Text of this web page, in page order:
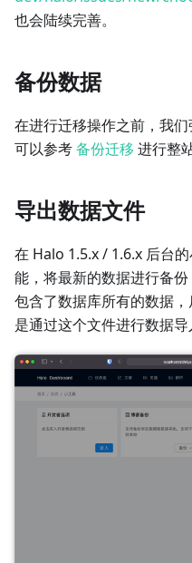
也会陆续完善。
备份数据
在进行迁移操作之前，我
可以参考备份迁移 进行整
导出数据文件
在 Halo 1.5.x / 1.6.x 后台
能，将最新的数据进行备
包含了数据库所有的数据
是通过这个文件进行数据导